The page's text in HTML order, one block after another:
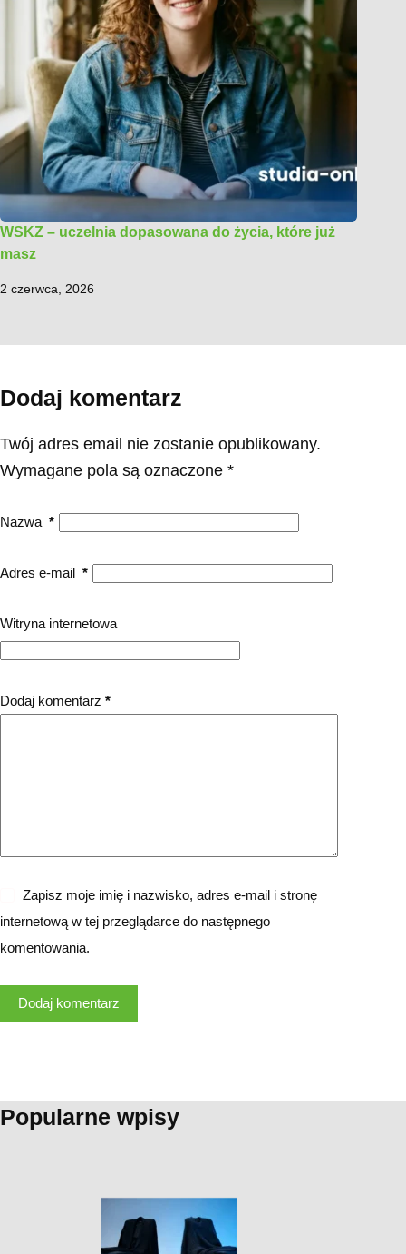
WSKZ – uczelnia dopasowana do życia, które już
masz
2 czerwca, 2026
Dodaj komentarz
Twój adres email nie zostanie opublikowany.
Wymagane pola są oznaczone *
Nazwa *
Adres e-mail *
Witryna internetowa
Dodaj komentarz *
Zapisz moje imię i nazwisko, adres e-mail i stronę
internetową w tej przeglądarce do następnego
komentowania.
Dodaj komentarz
Popularne wpisy